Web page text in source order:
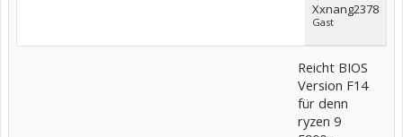
Xxnang2378
Gast
Reicht BIOS
Version F14
für denn
ryzen 9